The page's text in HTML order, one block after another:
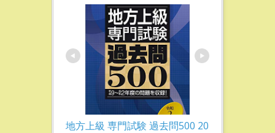
地方上級 専門試験 過去問500 20